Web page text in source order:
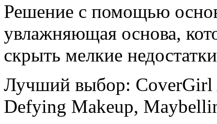
Решение с помощью
увлажняющая основа,
скрыть мелкие
Лучший выбор: CoverGirl
Defying Makeup,